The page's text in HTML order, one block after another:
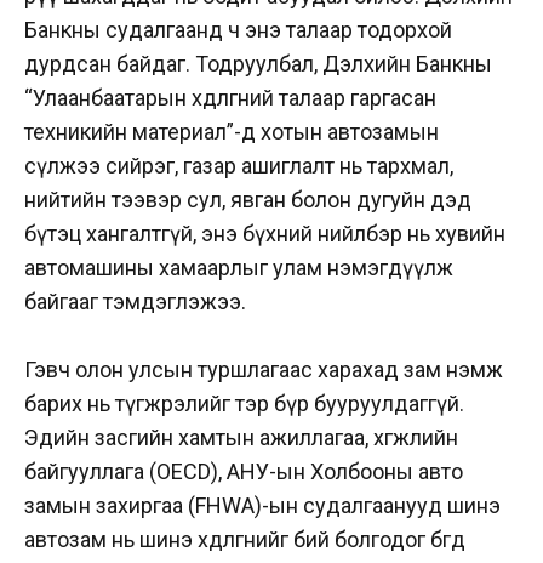
Банкны судалгаанд ч энэ талаар тодорхой
дурдсан байдаг. Тодруулбал, Дэлхийн Банкны
“Улаанбаатарын хөдөлгөөний талаар гаргасан
техникийн материал”-д хотын автозамын
сүлжээ сийрэг, газар ашиглалт нь тархмал,
нийтийн тээвэр сул, явган болон дугуйн дэд
бүтэц хангалтгүй, энэ бүхний нийлбэр нь хувийн
автомашины хамаарлыг улам нэмэгдүүлж
байгааг тэмдэглэжээ.
Гэвч олон улсын туршлагаас харахад зам нэмж
барих нь түгжрэлийг тэр бүр бууруулдаггүй.
Эдийн засгийн хамтын ажиллагаа, хөгжлийн
байгууллага (OECD), АНУ-ын Холбооны авто
замын захиргаа (FHWA)-ын судалгаанууд шинэ
автозам нь шинэ хөдөлгөөнийг бий болгодог бөгөөд